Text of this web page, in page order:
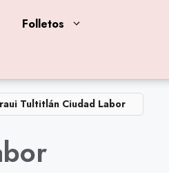
Folletos
Tultitlán Ciudad Labor